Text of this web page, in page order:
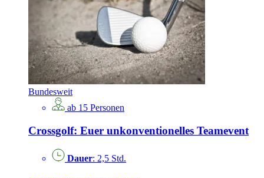
Bundesweit
ab 15 Personen
Crossgolf: Euer unkonventionelles Teamevent
Dauer: 2,5 Std.